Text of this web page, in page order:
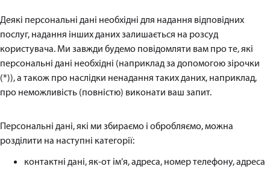
Деякі персональні дані необхідні для надання відповідних
послуг, надання інших даних залишається на розсуд
користувача. Ми завжди будемо повідомляти вам про те, які
персональні дані необхідні (наприклад за допомогою зірочки
(*)), а також про наслідки ненадання таких даних, наприклад,
про неможливість (повністю) виконати ваш запит.
Персональні дані, які ми збираємо і обробляємо, можна
розділити на наступні категорії:
контактні дані, як-от ім’я, адреса, номер телефону, адреса